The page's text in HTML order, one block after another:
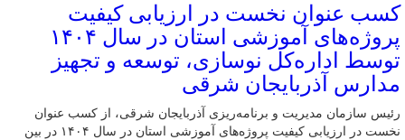
کسب عنوان نخست در ارزیابی کیفیت
پروژه‌های آموزشی استان در سال ۱۴۰۴
توسط اداره‌کل نوسازی، توسعه و تجهیز
مدارس آذربایجان شرقی
رئیس سازمان مدیریت و برنامه‌ریزی آذربایجان شرقی، از کسب عنوان
نخست در ارزیابی کیفیت پروژه‌های آموزشی استان در سال ۱۴۰۴ در بین